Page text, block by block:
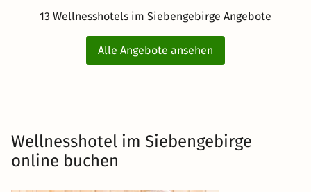
13 Wellnesshotels im Siebengebirge Angebote
Alle Angebote ansehen
Wellnesshotel im Siebengebirge
online buchen